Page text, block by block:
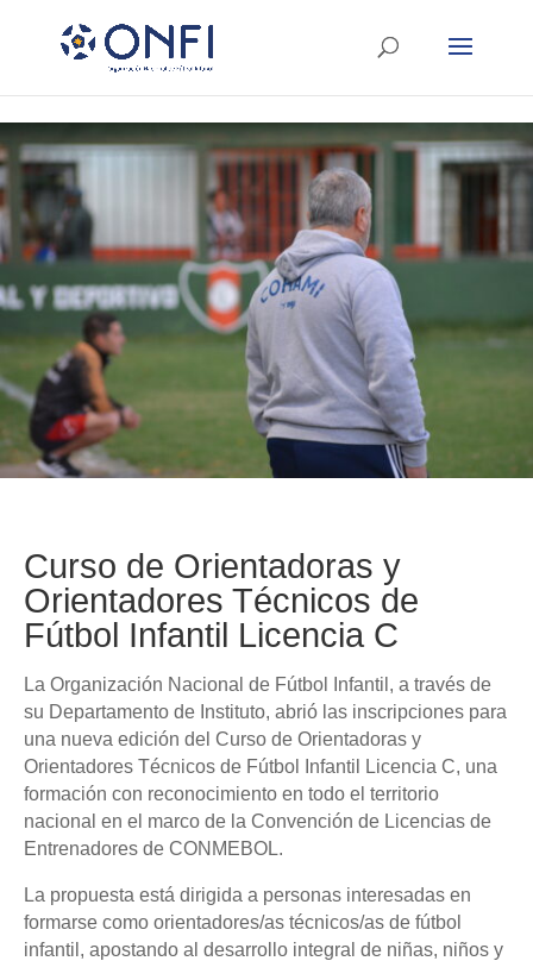
Curso de Orientadoras y
Orientadores Técnicos de
Fútbol Infantil Licencia C
La Organización Nacional de Fútbol Infantil, a través de
su Departamento de Instituto, abrió las inscripciones para
una nueva edición del Curso de Orientadoras y
Orientadores Técnicos de Fútbol Infantil Licencia C, una
formación con reconocimiento en todo el territorio
nacional en el marco de la Convención de Licencias de
Entrenadores de CONMEBOL.
La propuesta está dirigida a personas interesadas en
formarse como orientadores/as técnicos/as de fútbol
infantil, apostando al desarrollo integral de niñas, niños y